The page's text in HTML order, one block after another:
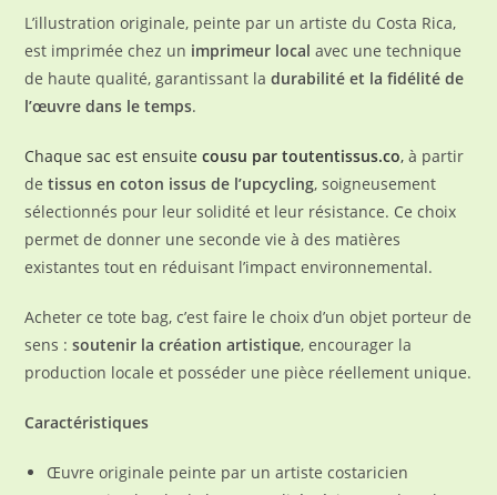
L’illustration originale, peinte par un artiste du Costa Rica,
est imprimée chez un imprimeur local avec une technique
de haute qualité, garantissant ladurabilité et la fidélité de
l’œuvre dans le temps.
Chaque sac est ensuitecousu par toutentissus.co, à partir
detissus en coton issus de l’upcycling, soigneusement
sélectionnés pour leur solidité et leur résistance. Ce choix
permet de donner une seconde vie à des matières
existantes tout en réduisant l’impact environnemental.
Acheter ce tote bag, c’est faire le choix d’un objet porteur de
sens :soutenir la création artistique, encourager la
production locale et posséder une pièce réellement unique.
Caractéristiques
Œuvre originale peinte par un artiste costaricien